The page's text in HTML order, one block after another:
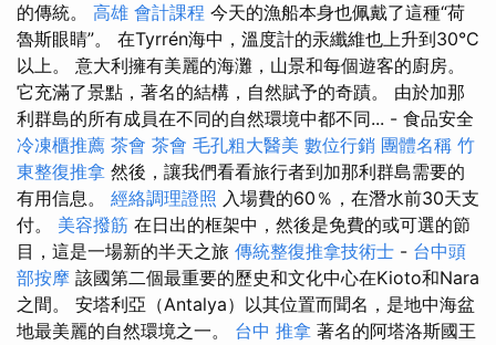
的傳統。 高雄 會計課程 今天的漁船本身也佩戴了這種“荷
魯斯眼睛”。 在Tyrrén海中，溫度計的汞纖維也上升到30°C
以上。 意大利擁有美麗的海灘，山景和每個遊客的廚房。
它充滿了景點，著名的結構，自然賦予的奇蹟。 由於加那
利群島的所有成員在不同的自然環境中都不同... - 食品安全
冷凍櫃推薦 茶會 茶會 毛孔粗大醫美 數位行銷 團體名稱 竹
東整復推拿 然後，讓我們看看旅行者到加那利群島需要的
有用信息。 經絡調理證照 入場費的60％，在潛水前30天支
付。 美容撥筋 在日出的框架中，然後是免費的或可選的節
目，這是一場新的半天之旅 傳統整復推拿技術士 - 台中頭
部按摩 該國第二個最重要的歷史和文化中心在Kioto和Nara
之間。 安塔利亞（Antalya）以其位置而聞名，是地中海盆
地最美麗的自然環境之一。 台中 推拿 著名的阿塔洛斯國王